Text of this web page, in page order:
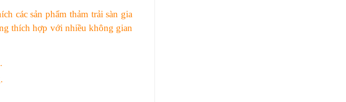
các sản phẩm thảm trải sàn gia
thích hợp với nhiều không gian